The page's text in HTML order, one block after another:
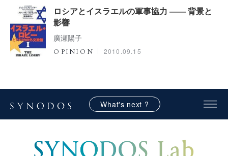
ロシアとイスラエルの軍事協力 ―― 背景と
影響
廣瀬陽子
OPINION 2010.09.15
What's next ?